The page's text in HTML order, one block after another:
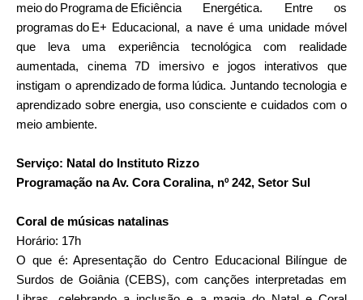
meio do Programa de Eficiência Energética. Entre os
programas do E+ Educacional, a nave é uma unidade móvel
que leva uma experiência tecnológica com realidade
aumentada, cinema 7D imersivo e jogos interativos que
instigam o aprendizado de forma lúdica. Juntando tecnologia e
aprendizado sobre energia, uso consciente e cuidados com o
meio ambiente.
Serviço: Natal do Instituto Rizzo
Programação na Av. Cora Coralina, nº 242, Setor Sul
Coral de músicas natalinas
Horário: 17h
O que é: Apresentação do Centro Educacional Bilíngue de
Surdos de Goiânia (CEBS), com canções interpretadas em